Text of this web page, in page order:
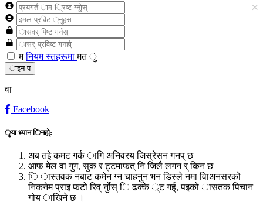
×
मनियम स्तहरूमामत ु
ाइन प
वा
Facebook
ृया ध्यान िनहो्:
अब तइे कमट गर्क ागि अनिवरय जिस्रेसन गनप् छ
आफ मेल वा गुग, सुक र ट्टमाफत् नि जिलै लगन र् किन छ
ि ास्तवक नबाट कमेन ग्न चाहनुुन भन डिस्ले नमा विाअनसरको
निकनेम प्राइ फटो रिव् र्नुोस् ि ढक्के ्ट गर्ह्, पइको ासतक पिचान
गोय ाखिने छ ।